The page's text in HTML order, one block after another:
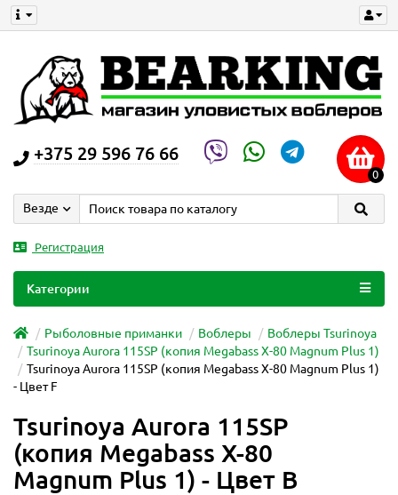
+375 29 596 76 66
0
Везде
Регистрация
Категории
Рыболовные приманки Воблеры
Воблеры Tsurinoya
Tsurinoya Aurora 115SP (копия Megabass X-80 Magnum Plus 1)
Tsurinoya Aurora 115SP (копия Megabass X-80 Magnum Plus 1)
- Цвет F
Tsurinoya Aurora 115SP
(копия Megabass X-80
Magnum Plus 1) - Цвет B